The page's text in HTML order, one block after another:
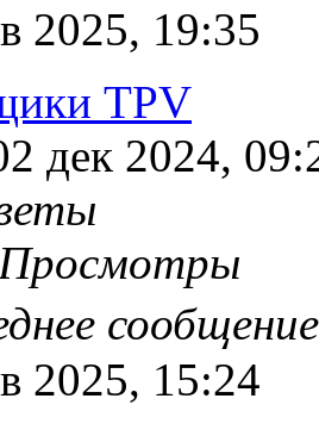
2025, 19:35
TPV
дек 2024,
2025, 15:24